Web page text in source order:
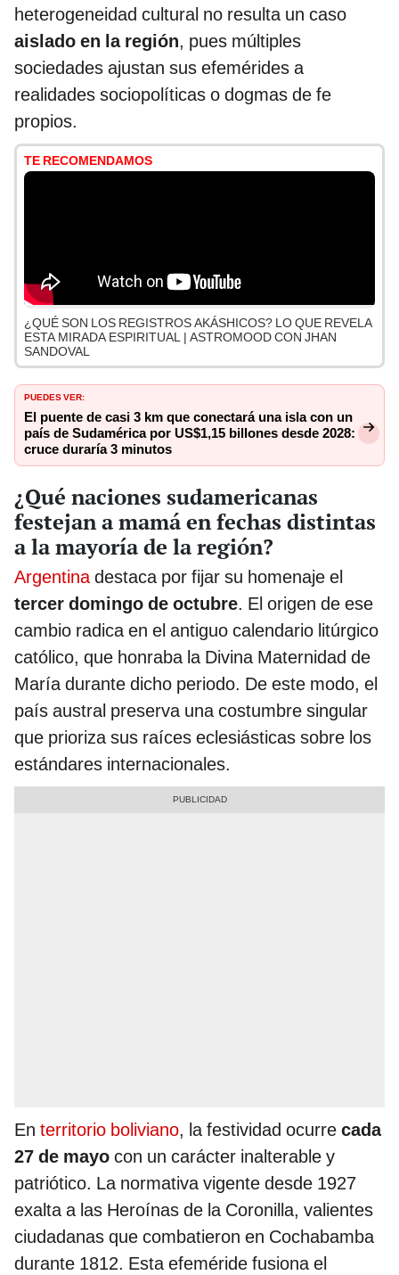
heterogeneidad cultural no resulta un caso
aislado en la región, pues múltiples
sociedades ajustan sus efemérides a
realidades sociopolíticas o dogmas de fe
propios.
TE RECOMENDAMOS
¿QUÉ SON LOS REGISTROS AKÁSHICOS? LO QUE REVELA
ESTA MIRADA ESPIRITUAL | ASTROMOOD CON JHAN
SANDOVAL
PUEDES VER:
El puente de casi 3 km que conectará una isla con un
país de Sudamérica por US$1,15 billones desde 2028:
cruce duraría 3 minutos
¿Qué naciones sudamericanas
festejan a mamá en fechas distintas
a la mayoría de la región?
Argentinadestaca por fijar su homenaje el
tercer domingo de octubre. El origen de ese
cambio radica en el antiguo calendario litúrgico
católico, que honraba la Divina Maternidad de
María durante dicho periodo. De este modo, el
país austral preserva una costumbre singular
que prioriza sus raíces eclesiásticas sobre los
estándares internacionales.
En territorio boliviano, la festividad ocurre cada
27 de mayo con un carácter inalterable y
patriótico. La normativa vigente desde 1927
exalta a las Heroínas de la Coronilla, valientes
ciudadanas que combatieron en Cochabamba
durante 1812. Esta efeméride fusiona el